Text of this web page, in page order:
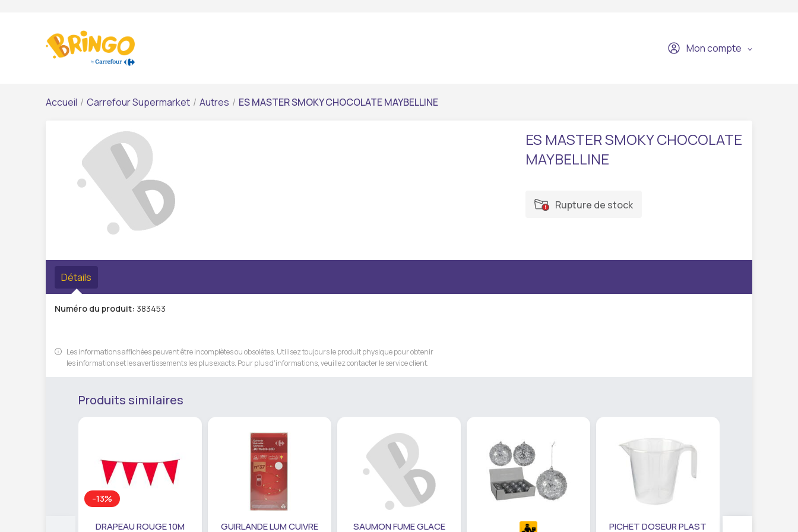
Mon compte
Accueil / Carrefour Supermarket / Autres / ES MASTER SMOKY CHOCOLATE MAYBELLINE
ES MASTER SMOKY CHOCOLATE
MAYBELLINE
Rupture de stock
Détails
Numéro du produit: 383453
Les informations affichées peuvent être incomplètes ou obsolètes. Utilisez toujours le produit physique pour obtenir
les informations et les avertissements les plus exacts. Pour plus d'informations, veuillez contacter le service client.
Produits similaires
-13%
DRAPEAU ROUGE 10M
GUIRLANDE LUM CUIVRE
SAUMON FUME GLACE
PICHET DOSEUR PLAST